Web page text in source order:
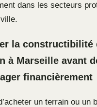
dans les secteurs
la constructibilité
à Marseille avant
financièrement
un terrain ou un